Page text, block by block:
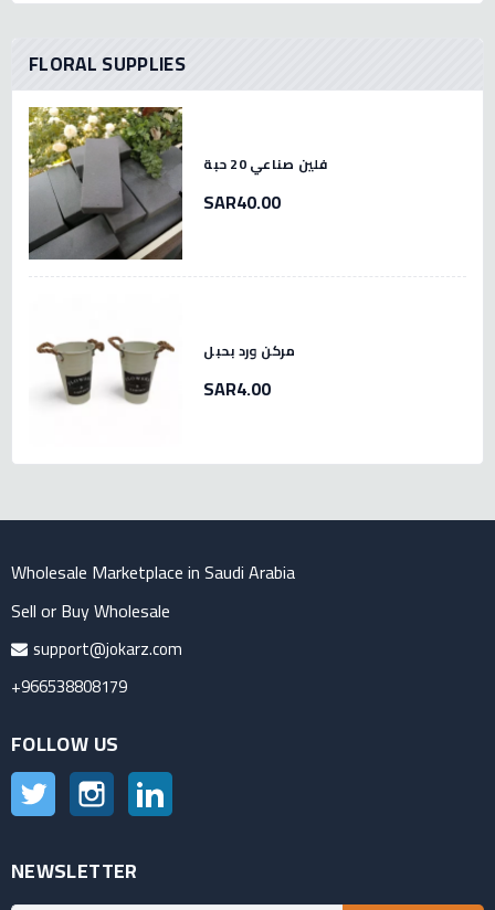
FLORAL SUPPLIES
فلين صناعي 20 حبة
SAR40.00
مركن ورد بحبل
SAR4.00
Wholesale Marketplace in Saudi Arabia
Sell or Buy Wholesale
support@jokarz.com
+966538808179
FOLLOW US
Twitter Instagram
NEWSLETTER